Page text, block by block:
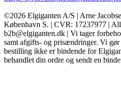
©2026 Elgiganten A/S | Arne
København S. | CVR: 17237977 |
b2b@elgiganten.dk | Vi tager
samt afgifts- og prisændringer. Vi
bestilling ikke er bindende for
behandlet din ordre og sendt en